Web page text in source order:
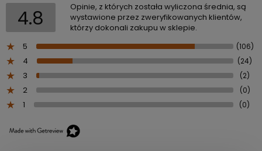
4.8
Opinie, z których została wyliczona średnia, są
wystawione przez zweryfikowanych klientów,
którzy dokonali zakupu w sklepie.
5
(106)
4 (24)
3 (2)
2 (0)
1 (0)